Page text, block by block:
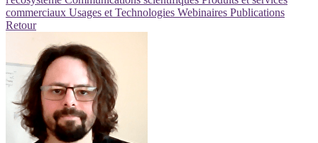
commerciaux Usages et Technologies Webinaires Publications
Retour